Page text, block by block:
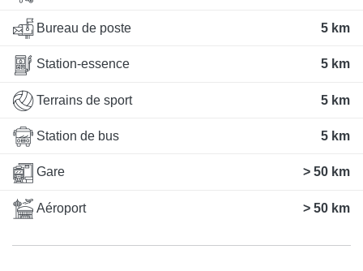
Bureau de poste 5 km
Station-essence 5 km
Terrains de sport 5 km
Station de bus 5 km
Gare > 50 km
Aéroport > 50 km